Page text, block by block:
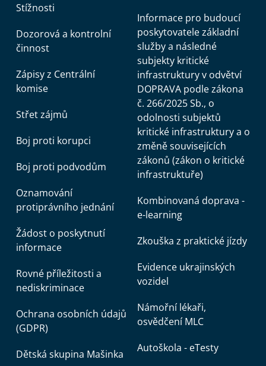
Stížnosti
Dozorová a kontrolní
činnost
Zápisy z Centrální
komise
Střet zájmů
Boj proti korupci
Boj proti podvodům
Oznamování
protiprávního jednání
Žádost o poskytnutí
informace
Rovné příležitosti a
nediskriminace
Ochrana osobních údajů
(GDPR)
Dětská skupina Mašinka
Informace pro budoucí
poskytovatele základní
služby a následné
subjekty kritické
infrastruktury v odvětví
DOPRAVA podle zákona
č. 266/2025 Sb., o
odolnosti subjektů
kritické infrastruktury a o
změně souvisejících
zákonů (zákon o kritické
infrastruktuře)
Kombinovaná doprava -
e-learning
Zkouška z praktické jízdy
Evidence ukrajinských
vozidel
Námořní lékaři,
osvědčení MLC
Autoškola - eTesty